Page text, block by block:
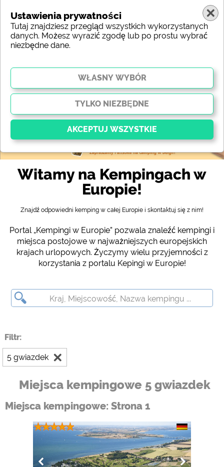
Witamy na Kempingach w
Europie!
Znajdź odpowiedni kemping w całej Europie i skontaktuj się z nim!
Portal „Kempingi w Europie” pozwala znaleźć kempingi i
miejsca postojowe w najważniejszych europejskich
krajach urlopowych. Życzymy wielu przyjemności z
korzystania z portalu Kepingi w Europie!
Europa Region Typ
Położenie Charakterystyka
Gwiazdki Wyposażenie sanitarne
Atrakcje Mapa
Filtr:
5 gwiazdek
Miejsca kempingowe 5 gwiazdek
Miejsca kempingowe: Strona 1
Ustawienia prywatności
Tutaj znajdziesz przegląd wszystkich wykorzystanych
danych. Możesz wyrazić zgodę lub po prostu wybrać
niezbędne dane.
Kluczowy
Niezbędne pliki cookie umożliwiają podstawowe
funkcje i są niezbędne do prawidłowego działania
strony internetowej. Bez tych plików cookie części
Social Media
Podgląd kempingu (podgląd stron internetowych kempingów)
siehe Datenschutzerklärung des jeweiligen Anbieters
https://www.facebook.com/about/privacy/
YouTube (Filmy z kempingów)
Google Maps (Wyszukiwanie na mapie, wskazówki dojazdu itp.)
https://policies.google.com/privacy
Google reCAPTCHA (Formularze)
https://policies.google.com/privacy
Statystyka
https://policies.google.com/privacy